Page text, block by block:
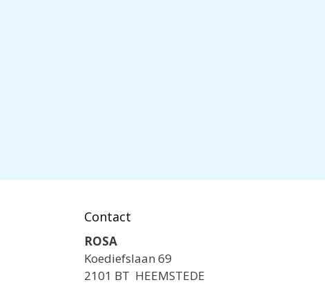
Contact
ROSA
Koediefslaan 69
2101 BT HEEMSTEDE